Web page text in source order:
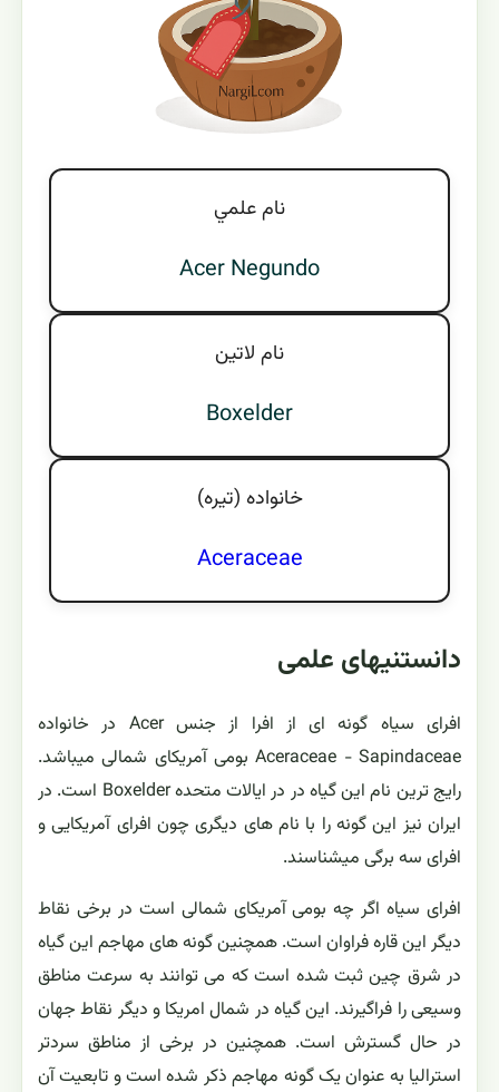
نام علمي
Acer Negundo
نام لاتين
Boxelder
خانواده (تيره)
Aceraceae
دانستنیهای علمی
افرای سیاه گونه ای از افرا از جنس Acer در خانواده
Aceraceae - Sapindaceae بومی آمریکای شمالی میباشد.
رایج ترین نام این گیاه در در ایالات متحده Boxelder است. در
ایران نیز این گونه را با نام های دیگری چون افرای آمریکایی و
افرای سه برگی میشناسند.
افرای سیاه اگر چه بومی آمریکای شمالی است در برخی نقاط
دیگر این قاره فراوان است. همچنین گونه های مهاجم این گیاه
در شرق چین ثبت شده است که می توانند به سرعت مناطق
وسیعی را فراگیرند. این گیاه در شمال امریکا و دیگر نقاط جهان
در حال گسترش است. همچنین در برخی از مناطق سردتر
استرالیا به عنوان یک گونه مهاجم ذکر شده است و تابعیت آن